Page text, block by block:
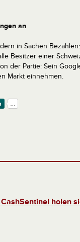
an
in Sachen
Besitzer einer
der Partie: Sein
Markt einnehmen.
holen